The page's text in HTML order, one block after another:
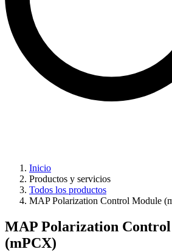
Inicio
Productos y servicios
Todos los productos
MAP Polarization Control Module
MAP Polarization
(mPCX)